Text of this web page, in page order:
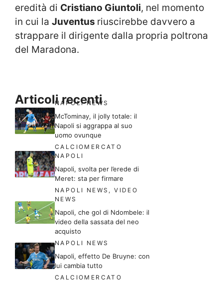
eredità di Cristiano Giuntoli, nel momento
in cui la Juventus riuscirebbe davvero a
strappare il dirigente dalla propria poltrona
del Maradona.
Articoli recenti
NAPOLI NEWS
McTominay, il jolly totale: il
Napoli si aggrappa al suo
uomo ovunque
CALCIOMERCATO
NAPOLI
Napoli, svolta per l’erede di
Meret: sta per firmare
NAPOLI NEWS ,VIDEO
NEWS
Napoli, che gol di Ndombele: il
video della sassata del neo
acquisto
NAPOLI NEWS
Napoli, effetto De Bruyne: con
lui cambia tutto
CALCIOMERCATO